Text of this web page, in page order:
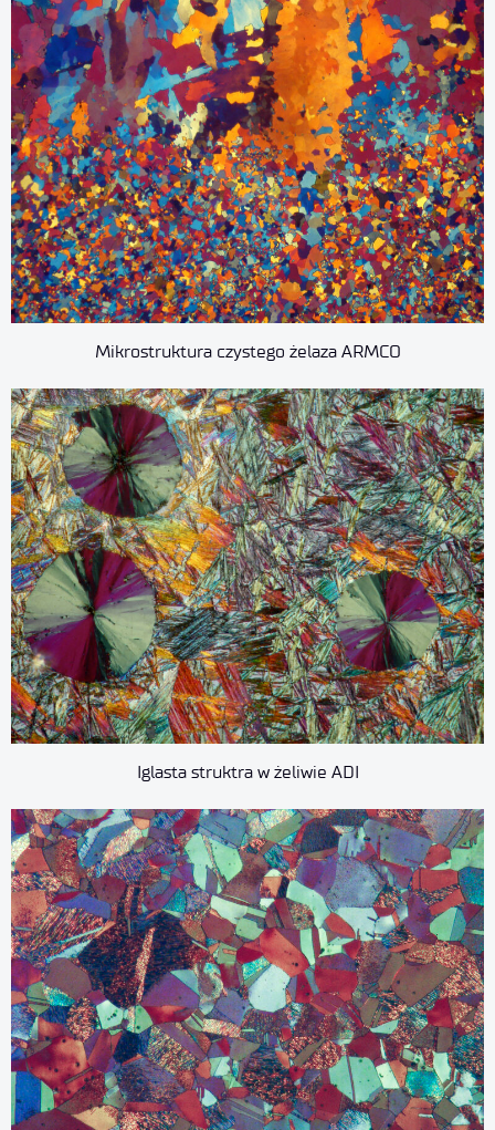
Mikrostruktura czystego żelaza ARMCO
Iglasta struktra w żeliwie ADI